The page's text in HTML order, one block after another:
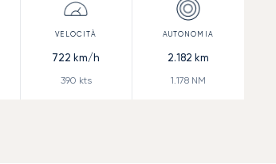
722 km/h
390 kts
2.182 km
1.178NM